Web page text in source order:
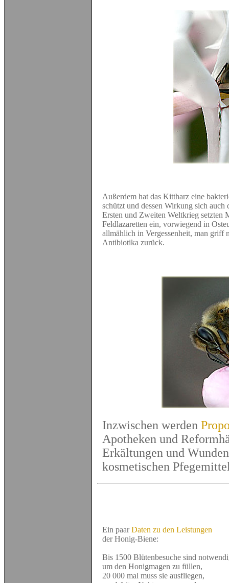
Außerdem hat das Kittharz eine
schützt und dessen Wirkung sich
Ersten und Zweiten Weltkrieg setzten
Feldlazaretten ein, vorwiegend in
allmählich in Vergessenheit, man griff
Antibiotika zurück.
Inzwischen werden
Apotheken und
Erkältungen und
kosmetischen
Ein paarDaten zu den Leistungen
der Honig-Biene:
Bis 1500 Blütenbesuche sind
um den Honigmagen zu füllen,
20 000 mal muss sie ausfliegen,